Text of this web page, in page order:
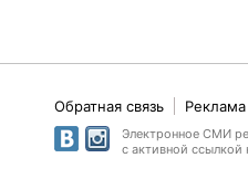
Обратная связь
Электронное СМИ
с активной ссылкой